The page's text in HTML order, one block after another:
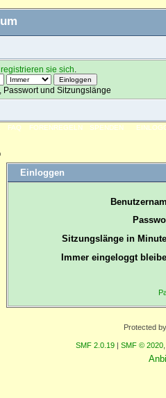
registrieren sie sich
und Sitzungslänge
FAQ FORENREGELN SPENDEN
Einloggen
Sitzungslänge in
Immer eingeloggt
Protected
SMF 2.0.19 | SMF © 2020